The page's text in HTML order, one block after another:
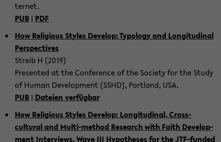
ter­net.
PUB | PDF
How Re­li­gious Styles De­velop: Ty­pol­ogy and Lon­gi­tu­di­nal
Per­spec­tives
Streib H (2019)
Pre­sented at the Con­fer­ence of the So­ci­ety for the Study
of Human De­vel­op­ment (SSHD), Port­land, USA.
PUB | Dateien verfügbar
How Re­li­gious Styles De­velop: Lon­gi­tu­di­nal, Cross-​
cultural and Multi-​method Re­search with Faith De­vel­op­
ment In­ter­views. Wave III Hy­pothe­ses for the JTF-​funded